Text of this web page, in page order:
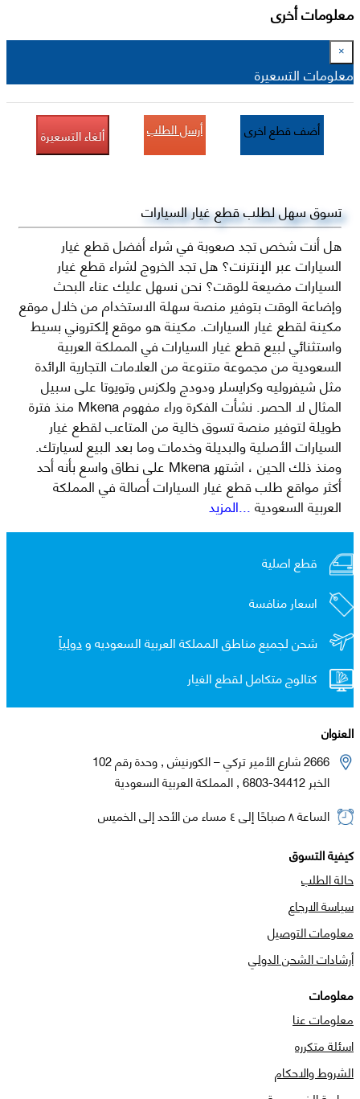
معلومات أخرى
×
معلومات التسعيرة
أضف قطع اخرى أرسل الطلب ألغاء التسعيرة
تسوق سهل لطلب قطع غيار السيارات
هل أنت شخص تجد صعوبة في شراء أفضل قطع غيار
السيارات عبر الإنترنت؟ هل تجد الخروج لشراء قطع غيار
السيارات مضيعة للوقت؟ نحن نسهل عليك عناء البحث
وإضاعة الوقت بتوفير منصة سهلة الاستخدام من خلال موقع
مكينة لقطع غيار السيارات. مكينة هو موقع إلكتروني بسيط
واستثنائي لبيع قطع غيار السيارات في المملكة العربية
السعودية من مجموعة متنوعة من العلامات التجارية الرائدة
مثل شيفروليه وكرايسلر ودودج ولكزس وتويوتا على سبيل
المثال لا الحصر. نشأت الفكرة وراء مفهوم Mkena منذ فترة
طويلة لتوفير منصة تسوق خالية من المتاعب لقطع غيار
السيارات الأصلية والبديلة وخدمات وما بعد البيع لسيارتك.
ومنذ ذلك الحين ، اشتهر Mkena على نطاق واسع بأنه أحد
أكثر مواقع طلب قطع غيار السيارات أصالة في المملكة
العربية السعودية...المزيد
قطع اصلية
اسعار منافسة
شحن لجميع مناطق المملكة العربية السعوديه ودولياً
كتالوج متكامل لقطع الغيار
العنوان
2666 شارع الأمير تركي – الكورنيش , وحدة رقم 102
الخبر 34412-6803 , المملكة العربية السعودية
الساعة ٨ صباحًا إلى ٤ مساء من الأحد إلى الخميس
كيفية التسوق
حالة الطلب
سياسة الارجاع
معلومات التوصيل
أرشادات الشحن الدولي
معلومات
معلومات عنا
اسئلة متكرره
الشروط والاحكام